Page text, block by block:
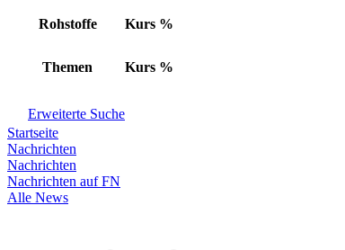
Rohstoffe Kurs %
Themen Kurs %
Erweiterte Suche
Startseite
Nachrichten
Nachrichten
Nachrichten auf FN
Alle News